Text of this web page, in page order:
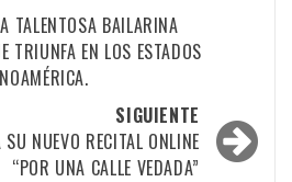
TALENTOSA BAILARINA
TRIUNFA EN LOS ESTADOS
SIGUIENTE
SU NUEVO RECITAL ONLINE
“POR UNA CALLE VEDADA”